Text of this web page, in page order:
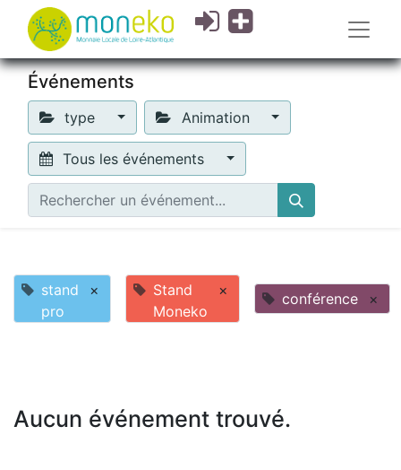
Événements
type Animation
Tous les événements
stand
pro
×
Stand
Moneko
× conférence ×
Aucun événement trouvé.